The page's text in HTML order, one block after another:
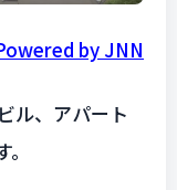
by JNN
ル、アパート